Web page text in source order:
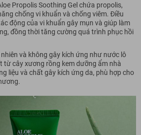
Propolis Soothing Gel chứa propolis,
chống vi khuẩn và chống viêm. Điều
động của vi khuẩn gây mụn và giúp làm
đồng thời tăng cường quá trình phục hồi
và không gây kích ứng như nước lô
từ cây xương rồng kem dưỡng ẩm nhà
liệu và chất gây kích ứng da, phù hợp cho